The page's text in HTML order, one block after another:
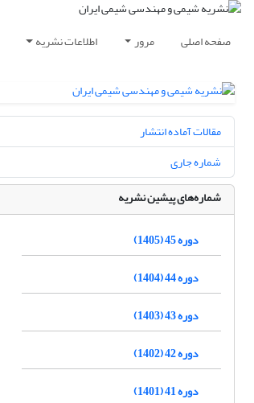
صفحه اصلی مرور اطلاعات نشریه
مقالات آماده انتشار
شماره جاری
شماره‌های پیشین نشریه
دوره 45 (1405)
دوره 44 (1404)
دوره 43 (1403)
دوره 42 (1402)
دوره 41 (1401)